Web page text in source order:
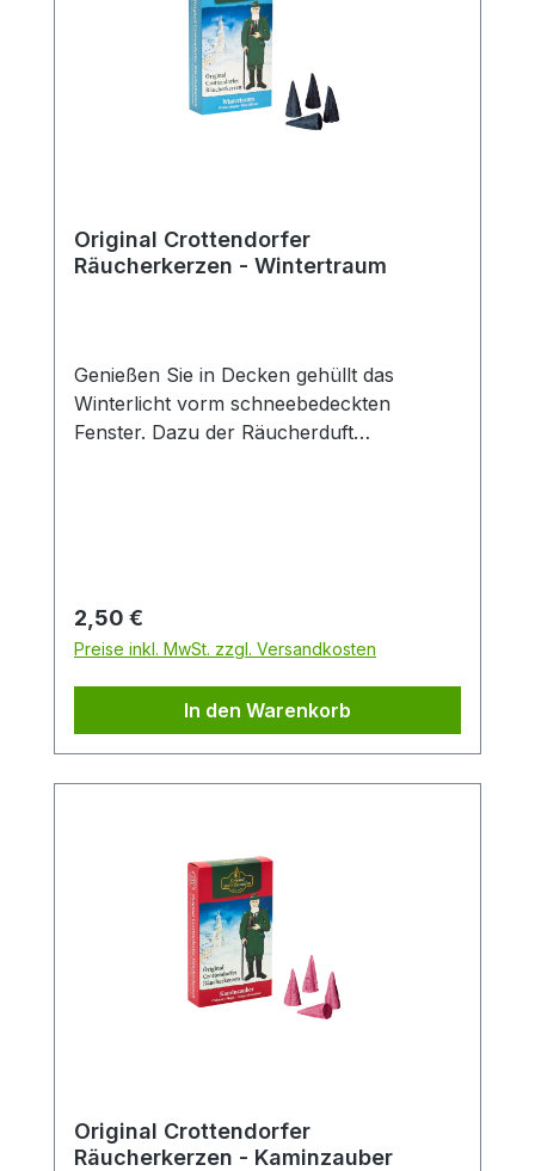
Original Crottendorfer
Räucherkerzen - Wintertraum
Genießen Sie in Decken gehüllt das
Winterlicht vorm schneebedeckten
Fenster. Dazu der Räucherduft
Regulärer Preis:
2,50 €
Preise inkl. MwSt. zzgl. Versandkosten
In den Warenkorb
Original Crottendorfer
Räucherkerzen - Kaminzauber